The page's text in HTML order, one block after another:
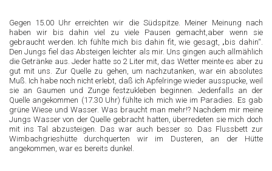
Gegen 15.00 Uhr erreichten wir die Südspitze. Meiner Meinung nach
haben wir bis dahin viel zu viele Pausen gemacht,aber wenn sie
gebraucht werden. Ich fühlte mich bis dahin fit, wie gesagt, „bis dahin“.
Den Jungs fiel das Absteigen leichter als mir. Uns gingen auch allmählich
die Getränke aus. Jeder hatte so 2 Liter mit, das Wetter meinte es aber zu
gut mit uns. Zur Quelle zu gehen, um nachzutanken, war ein absolutes
Muß. Ich habe noch nicht erlebt, daß ich Apfelringe wieder ausspucke, weil
sie an Gaumen und Zunge festzukleben beginnen. Jedenfalls an der
Quelle angekommen (17.30 Uhr) fühlte ich mich wie im Paradies. Es gab
grüne Wiese und Wasser. Was braucht man mehr!? Nachdem mir meine
Jungs Wasser von der Quelle gebracht hatten, überredeten sie mich doch
mit ins Tal abzusteigen. Das war auch besser so. Das Flussbett zur
Wimbachgrieshütte durchquerten wir im Dusteren, an der Hütte
angekommen, war es bereits dunkel.